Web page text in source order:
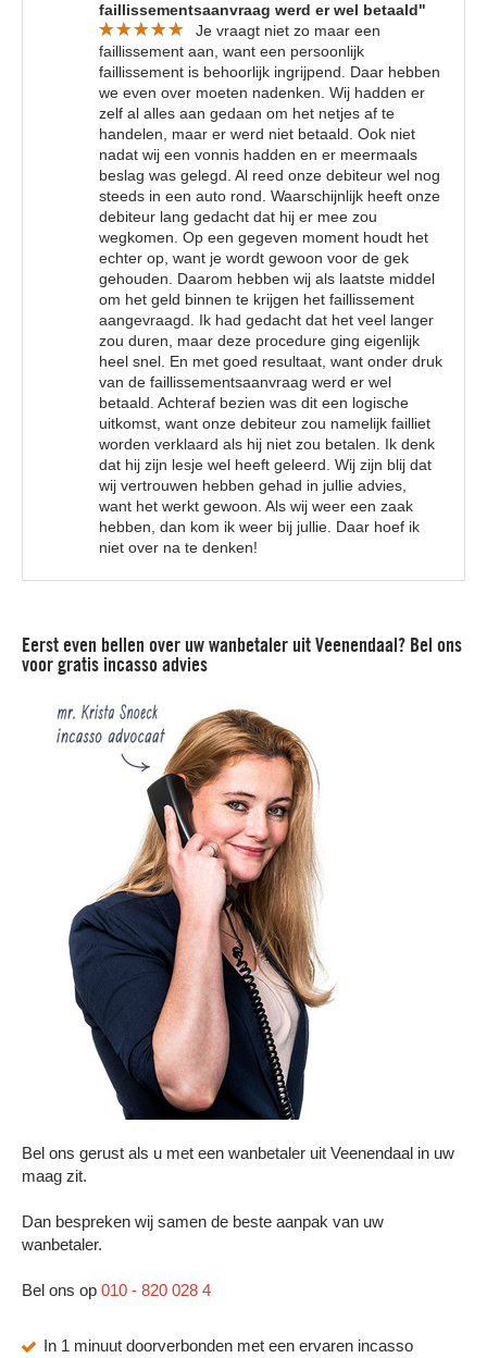
faillissementsaanvraag werd er wel betaald"
Je vraagt niet zo maar een
faillissement aan, want een persoonlijk
faillissement is behoorlijk ingrijpend. Daar hebben
we even over moeten nadenken. Wij hadden er
zelf al alles aan gedaan om het netjes af te
handelen, maar er werd niet betaald. Ook niet
nadat wij een vonnis hadden en er meermaals
beslag was gelegd. Al reed onze debiteur wel nog
steeds in een auto rond. Waarschijnlijk heeft onze
debiteur lang gedacht dat hij er mee zou
wegkomen. Op een gegeven moment houdt het
echter op, want je wordt gewoon voor de gek
gehouden. Daarom hebben wij als laatste middel
om het geld binnen te krijgen het faillissement
aangevraagd. Ik had gedacht dat het veel langer
zou duren, maar deze procedure ging eigenlijk
heel snel. En met goed resultaat, want onder druk
van de faillissementsaanvraag werd er wel
betaald. Achteraf bezien was dit een logische
uitkomst, want onze debiteur zou namelijk failliet
worden verklaard als hij niet zou betalen. Ik denk
dat hij zijn lesje wel heeft geleerd. Wij zijn blij dat
wij vertrouwen hebben gehad in jullie advies,
want het werkt gewoon. Als wij weer een zaak
hebben, dan kom ik weer bij jullie. Daar hoef ik
niet over na te denken!
Eerst even bellen over uw wanbetaler uit Veenendaal? Bel ons
voor gratis incasso advies
Bel ons gerust als u met een wanbetaler uit Veenendaal in uw
maag zit.
Dan bespreken wij samen de beste aanpak van uw
wanbetaler.
Bel ons op 010 - 820 028 4
In 1 minuut doorverbonden met een ervaren incasso